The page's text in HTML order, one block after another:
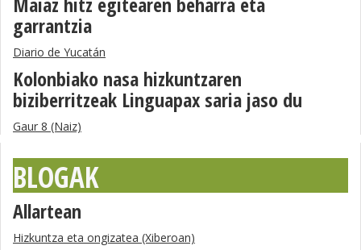
garrantzia
Diario de Yucatán
Kolonbiako nasa hizkuntzaren
biziberritzeak Linguapax saria jaso du
Gaur 8 (Naiz)
BLOGAK
Allartean
Hizkuntza eta ongizatea (Xiberoan)